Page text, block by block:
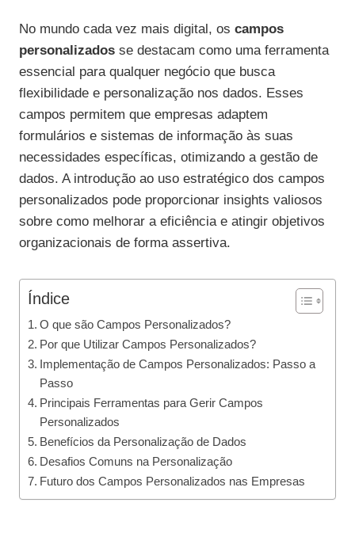
No mundo cada vez mais digital, os campos
personalizados se destacam como uma ferramenta
essencial para qualquer negócio que busca
flexibilidade e personalização nos dados. Esses
campos permitem que empresas adaptem
formulários e sistemas de informação às suas
necessidades específicas, otimizando a gestão de
dados. A introdução ao uso estratégico dos campos
personalizados pode proporcionar insights valiosos
sobre como melhorar a eficiência e atingir objetivos
organizacionais de forma assertiva.
Índice
O que são Campos Personalizados?
Por que Utilizar Campos Personalizados?
Implementação de Campos Personalizados: Passo a
Passo
Principais Ferramentas para Gerir Campos
Personalizados
Benefícios da Personalização de Dados
Desafios Comuns na Personalização
Futuro dos Campos Personalizados nas Empresas